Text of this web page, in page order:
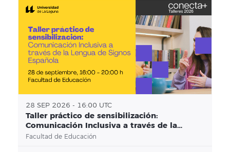
28 SEP 2026 - 16:00 UTC
Taller práctico de sensibilización:
Comunicación Inclusiva a través de la
Lengua de Signos Española
Facultad de Educación